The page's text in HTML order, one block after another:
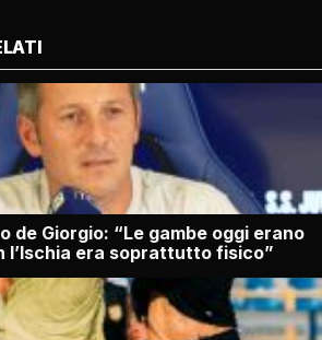
de Giorgio: “Le gambe oggi erano
l’Ischia era soprattutto fisico”